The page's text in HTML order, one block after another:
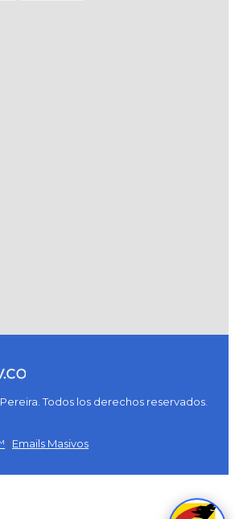
Todos los derechos reservados.
| Emails Masivos